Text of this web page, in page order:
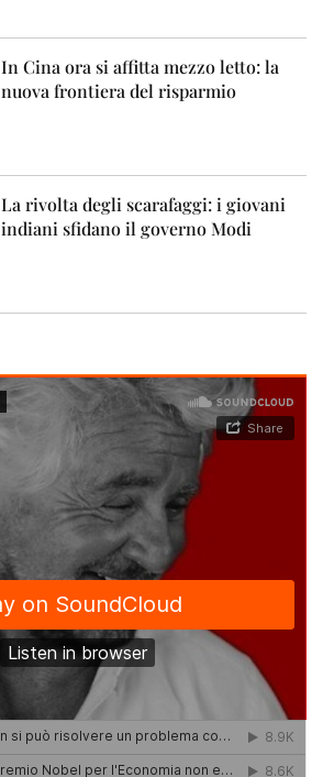
In Cina ora si affitta mezzo letto: la
nuova frontiera del risparmio
La rivolta degli scarafaggi: i giovani
indiani sfidano il governo Modi